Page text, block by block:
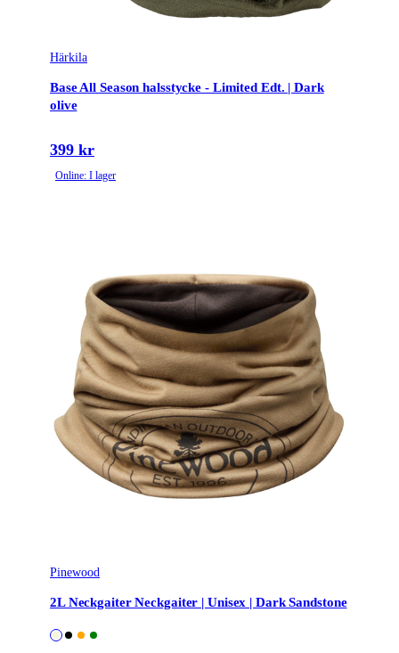
Härkila
Base All Season halsstycke - Limited Edt. | Dark
olive
399 kr
Online: I lager
Pinewood
2L Neckgaiter Neckgaiter | Unisex | Dark Sandstone